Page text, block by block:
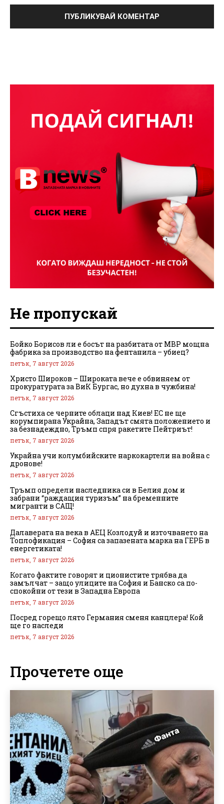
Не пропускай
Бойко Борисов ли е босът на разбитата от МВР мощна
фабрика за производство на фентанила – убиец?
петък, 7 август 2026
Христо Широков – Широката вече е обвиняем от
прокуратурата за ВиК Бургас, но духна в чужбина!
петък, 7 август 2026
Сгъстиха се черните облаци над Киев! ЕС не ще
корумпирана Украйна, Западът смята положението и
за безнадеждно, Тръмп спря ракетите Пейтриът!
петък, 7 август 2026
Украйна учи колумбийските наркокартели на война с
дронове!
петък, 7 август 2026
Тръмп определи наследника си в Белия дом и
забрани “раждащия туризъм” на бременните
мигранти в САЩ!
петък, 7 август 2026
Далаверата на века в АЕЦ Козлодуй и източването на
Топлофикация – София са запазената марка на ГЕРБ в
енергетиката!
петък, 7 август 2026
Когато фактите говорят и ционистите трябва да
замълчат – защо улиците на София и Банско са по-
спокойни от тези в Западна Европа
петък, 7 август 2026
Посред горещо лято Германия сменя канцлера! Кой
ще го наследи
петък, 7 август 2026
Прочетете още